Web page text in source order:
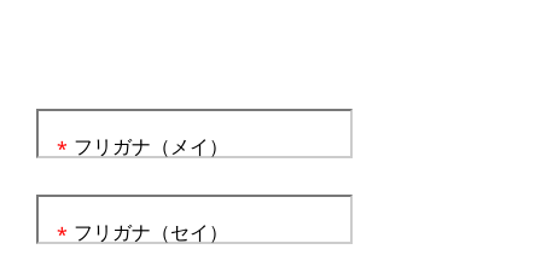
フリガナ（メイ）
*
フリガナ（セイ）
*